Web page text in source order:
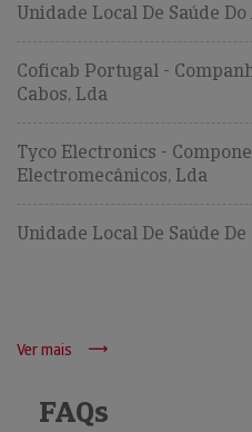
Unidade Local De Saúde
Coficab Portugal -
Cabos, Lda
Tyco Electronics -
Electromecânicos, Lda
Unidade Local De Saúde De
Ver mais
FAQs